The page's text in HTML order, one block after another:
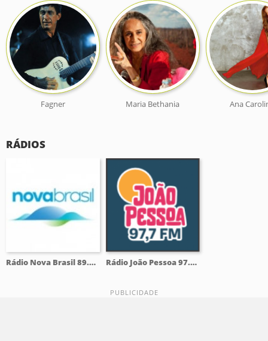
Fagner Maria Bethania Ana
RÁDIOS
Rádio Nova Brasil 89.7 FM Rádio João Pessoa 97.7 FM